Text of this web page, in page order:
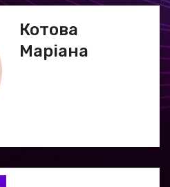
Котова
Маріана